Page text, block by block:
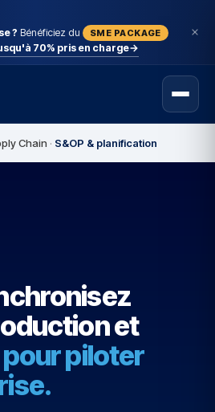
? Bénéficiez du SME PACKAGE
70% pris en charge→
Chain · S&OP & planification
et
pour piloter